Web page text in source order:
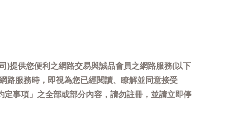
)提供您便利之網路交易與誠品會員之網路服務(以下
路服務時，即視為您已經閱讀、瞭解並同意接受
定事項」之全部或部分內容，請勿註冊，並請立即停